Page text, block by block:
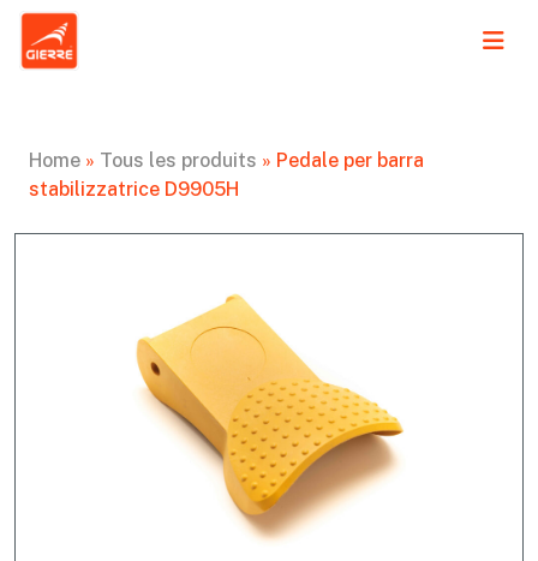
Home » Tous les produits » Pedale per barra
stabilizzatrice D9905H